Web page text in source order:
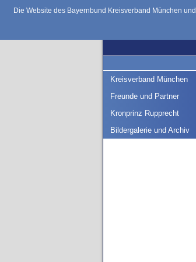
Die Website des Bayernbund Kreisverband München
Kreisverband München
Freunde und Partner
Kronprinz Rupprecht
Bildergalerie und Archiv